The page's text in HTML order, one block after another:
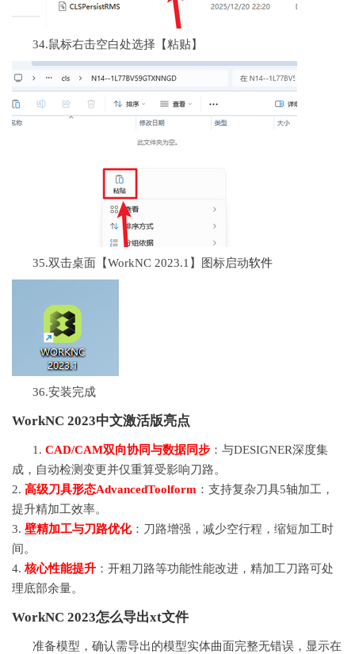
34.鼠标右击空白处选择【粘贴】
35.双击桌面【WorkNC 2023.1】图标启动软件
36.安装完成
WorkNC 2023中文激活版亮点
1. CAD/CAM双向协同与数据同步 ：与DESIGNER深度集
成，自动检测变更并仅重算受影响刀路。
2. 高级刀具形态AdvancedToolform ：支持复杂刀具5轴加工，
提升精加工效率。
3. 壁精加工与刀路优化：刀路增强，减少空行程，缩短加工时
间。
4. 核心性能提升 ：开粗刀路等功能性能改进，精加工刀路可处
理底部余量。
WorkNC 2023怎么导出xt文件
准备模型，确认需导出的模型实体曲面完整无错误，显示在